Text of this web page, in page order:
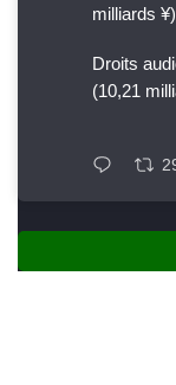
milliards
Droits
(10,21